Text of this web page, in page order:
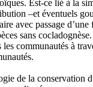
Est-ce lié à la
–et éventuels
avec passage
sans
communautés à
de la conservation